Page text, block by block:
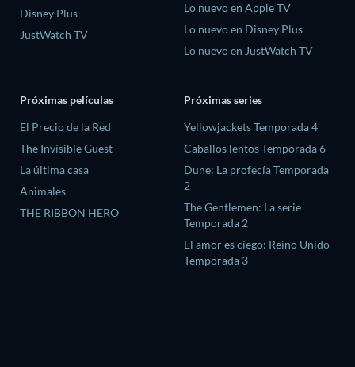
Disney Plus
JustWatch TV
Lo nuevo en Apple TV
Lo nuevo en Disney Plus
Lo nuevo en JustWatch TV
Próximas películas
El Precio de la Red
The Invisible Guest
La última casa
Animales
THE RIBBON HERO
Próximas series
Yellowjackets Temporada 4
Caballos lentos Temporada 6
Dune: La profecía Temporada
2
The Gentlemen: La serie
Temporada 2
El amor es ciego: Reino Unido
Temporada 3